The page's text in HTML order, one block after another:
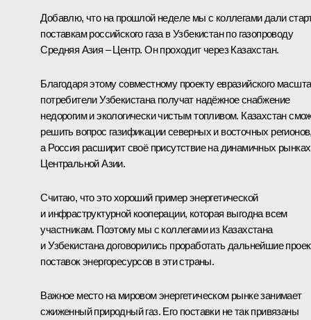
Добавлю, что на прошлой неделе мы с коллегами дали
поставкам российского газа в Узбекистан по газопроводу
Средняя Азия – Центр. Он проходит через Казахстан.
Благодаря этому совместному проекту евразийского
потребители Узбекистана получат надёжное снабжение
недорогим и экологически чистым топливом. Казахстан
решить вопрос газификации северных и восточных
а Россия расширит своё присутствие на динамичных рынках
Центральной Азии.
Считаю, что это хороший пример энергетической
и инфраструктурной кооперации, которая выгодна всем
участникам. Поэтому мы с коллегами из Казахстана
и Узбекистана договорились проработать дальнейшие
поставок энергоресурсов в эти страны.
Важное место на мировом энергетическом рынке занимает
сжиженный природный газ. Его поставки не так привязаны